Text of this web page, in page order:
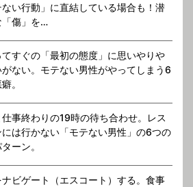
ない行動」に直結している場合も！潜
「傷」を…
すぐの「最初の態度」に思いやりや
ない。モテない男性がやってしまう6
。
事終わりの19時の待ち合わせ。レス
には行かない「モテない男性」の6つの
ーン。
ビゲート（エスコート）する。食事